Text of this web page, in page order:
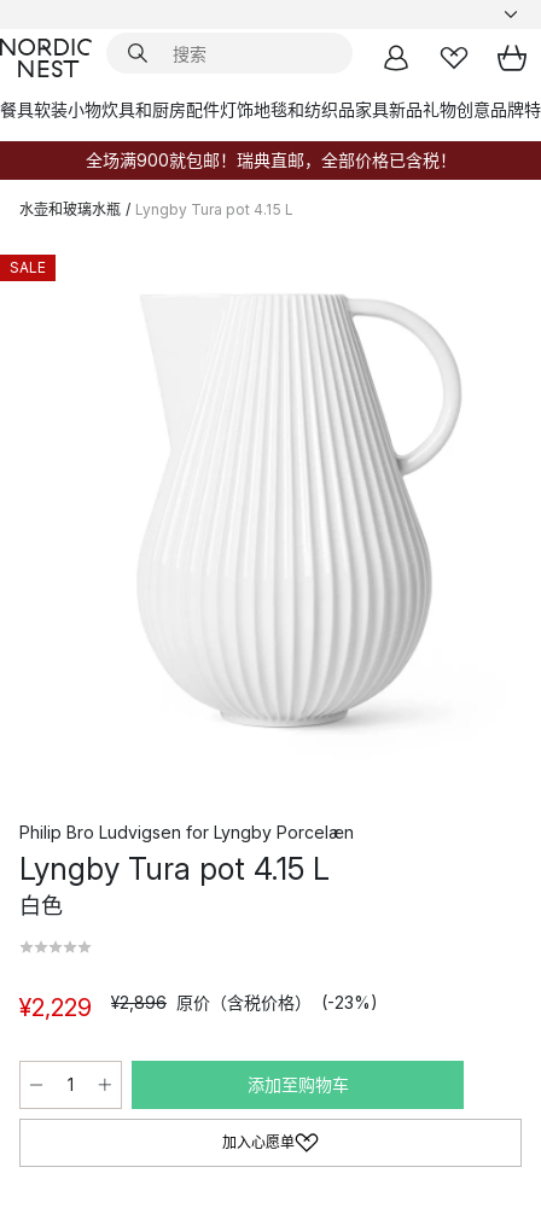
餐具软装小物炊具和厨房配件灯饰地毯和纺织品家具新品礼物创意品牌
全场满900就包邮！瑞典直邮，全部价格已含税！
水壶和玻璃水瓶 / Lyngby Tura pot 4.15 L
SALE
Philip Bro Ludvigsen for Lyngby Porcelæn
Lyngby Tura pot 4.15 L
白色
¥2,229 ¥2,896 原价（含税价格） (-23%)
添加至购物车
加入心愿单